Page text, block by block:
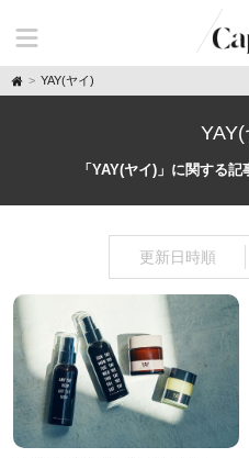
H
o
YAY(ヤイ)
「YAY(ヤイ)」に関する
更新日時順